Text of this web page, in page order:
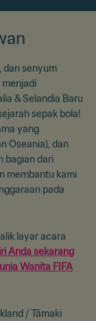
dan senyum
menjadi
& Selandia Baru
sepak bola!
yang
Oseania), dan
bagian dari
membantu kami
pada
layar acara
Anda sekarang
Wanita FIFA
/ Tāmaki